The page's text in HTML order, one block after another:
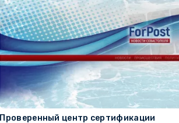
Проверенный центр сертификации